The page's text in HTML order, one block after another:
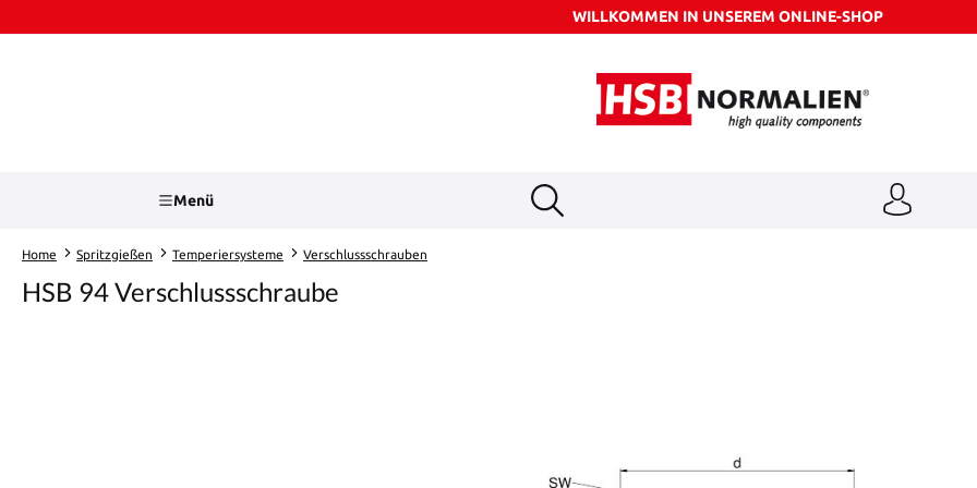
WILLKOMMEN IN UNSEREM ONLINE-SHOP
Menü
Home Spritzgießen Temperiersysteme Verschlussschrauben
HSB 94 Verschlussschraube